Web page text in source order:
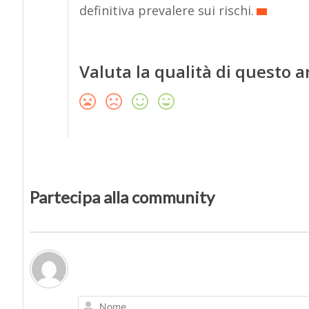
definitiva prevalere sui rischi.
Valuta la qualità di questo
Partecipa alla community